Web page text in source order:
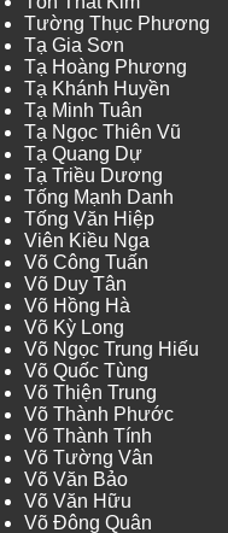
Tường Thục Phương
Tạ Gia Sơn
Tạ Hoàng Phương
Tạ Khánh Huyền
Tạ Minh Tuân
Tạ Ngọc Thiên Vũ
Tạ Quang Dự
Tạ Triều Dương
Tống Mạnh Danh
Tống Văn Hiệp
Viên Kiều Nga
Võ Công Tuấn
Võ Duy Tân
Võ Hồng Hà
Võ Kỳ Long
Võ Ngọc Trung Hiếu
Võ Quốc Tùng
Võ Thiện Trung
Võ Thành Phước
Võ Thành Tính
Võ Tường Vân
Võ Văn Bảo
Võ Văn Hữu
Võ Đông Quân